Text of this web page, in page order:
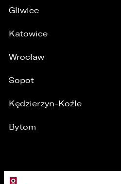
Gliwice
Katowice
Wrocław
Sopot
Kędzierzyn-Koźle
Bytom
MARKI